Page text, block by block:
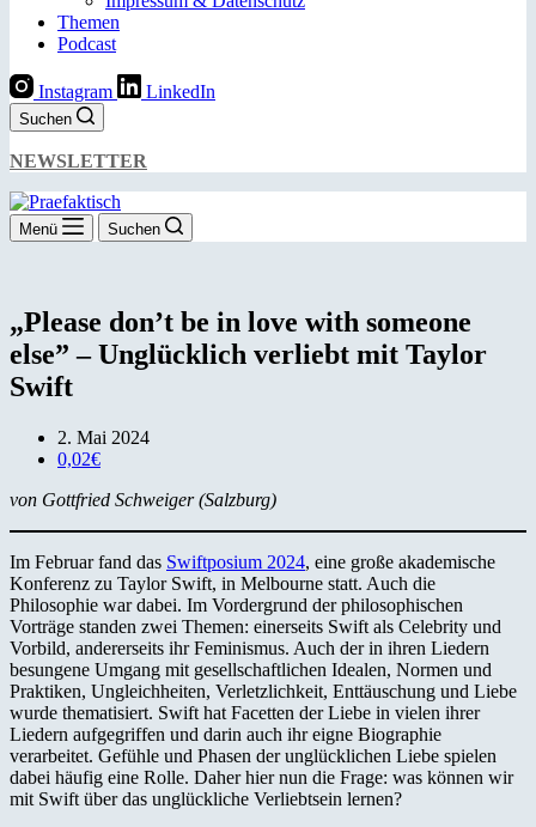
Themen
Podcast
Instagram LinkedIn
Suchen
NEWSLETTER
Menü Suchen
„Please don’t be in love with someone
else” – Unglücklich verliebt mit Taylor
Swift
2. Mai 2024
0,02€
von Gottfried Schweiger (Salzburg)
Im Februar fand das Swiftposium 2024, eine große akademische
Konferenz zu Taylor Swift, in Melbourne statt. Auch die
Philosophie war dabei. Im Vordergrund der philosophischen
Vorträge standen zwei Themen: einerseits Swift als Celebrity und
Vorbild, andererseits ihr Feminismus. Auch der in ihren Liedern
besungene Umgang mit gesellschaftlichen Idealen, Normen und
Praktiken, Ungleichheiten, Verletzlichkeit, Enttäuschung und Liebe
wurde thematisiert. Swift hat Facetten der Liebe in vielen ihrer
Liedern aufgegriffen und darin auch ihr eigne Biographie
verarbeitet. Gefühle und Phasen der unglücklichen Liebe spielen
dabei häufig eine Rolle. Daher hier nun die Frage: was können wir
mit Swift über das unglückliche Verliebtsein lernen?